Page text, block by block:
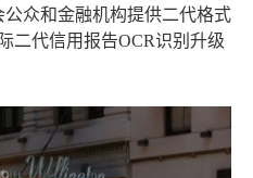
众和金融机构提供二代格式
二代信用报告OCR识别升级